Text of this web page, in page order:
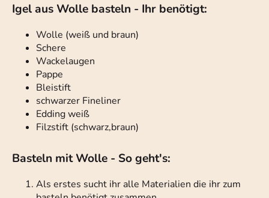
Igel aus Wolle basteln - Ihr benötigt:
Wolle (weiß und braun)
Schere
Wackelaugen
Pappe
Bleistift
schwarzer Fineliner
Edding weiß
Filzstift (schwarz,braun)
Basteln mit Wolle - So geht's:
Als erstes sucht ihr alle Materialien die ihr zum